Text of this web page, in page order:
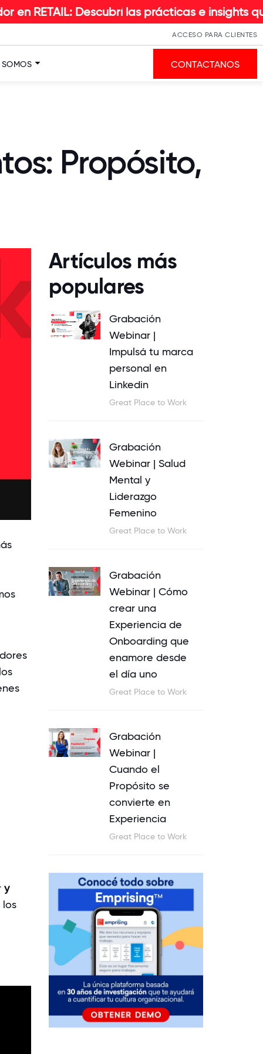
Descubrí las prácticas e insights que
ACCESO PARA CLIENTES
SOMOS CONTACTANOS
Propósito,
y
los
Artículos más
populares
Grabación
Webinar |
Impulsá tu marca
personal en
Linkedin
Great Place to Work
Grabación
Webinar | Salud
Mental y
Liderazgo
Femenino
Great Place to Work
Grabación
Webinar | Cómo
crear una
Experiencia de
Onboarding que
enamore desde
el día uno
Great Place to Work
Grabación
Webinar |
Cuando el
Propósito se
convierte en
Experiencia
Great Place to Work